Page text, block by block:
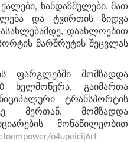
ხანდაზმულები. მათ
და ტვირთის ზიდვა
დაახლოებით
მარშრუტის შეცვლას
ფარგლებში მომზადდა
ხელმოწერა, გაიმართა
ტრანსპორტის
მერთან. მომზადდა
მონაწილეობით
o4upeicij6rt